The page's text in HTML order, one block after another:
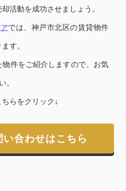
活動を成功させましょう。
では、神戸市北区の賃貸物件
す。
件をご紹介しますので、お気
。
らをクリック↓
合わせはこちら